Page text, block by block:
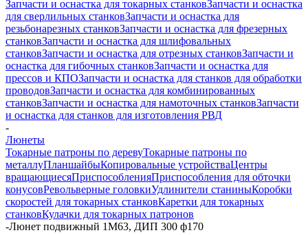
Запчасти и оснастка для токарных станковЗапчасти и оснастка
для сверлильных станковЗапчасти и оснастка для
резьбонарезных станковЗапчасти и оснастка для фрезерных
станковЗапчасти и оснастка для шлифовальных
станковЗапчасти и оснастка для отрезных станковЗапчасти и
оснастка для гибочных станковЗапчасти и оснастка для
прессов и КПОЗапчасти и оснастка для станков для обработки
проводовЗапчасти и оснастка для комбинированных
станковЗапчасти и оснастка для намоточных станковЗапчасти
и оснастка для станков для изготовления РВД
-
Люнеты
Токарные патроны по деревуТокарные патроны по
металлуПланшайбыКопировальные устройстваЦентры
вращающиесяПриспособленияПриспособления для обточки
конусовРевольверные головкиУдлинители станиныКоробки
скоростей для токарных станковКаретки для токарных
станковКулачки для токарных патронов
-Люнет подвижный 1М63, ДИП 300 ф170